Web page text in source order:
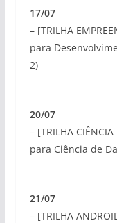
17/07
– [TRILHA
para
2)
20/07
– [TRILHA
para Ciência de
21/07
– [TRILHA